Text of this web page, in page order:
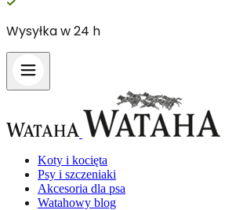
Wysyłka w 24 h
Koty i kocięta
Psy i szczeniaki
Akcesoria dla psa
Watahowy blog